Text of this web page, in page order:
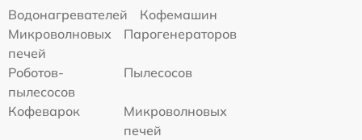
Водонагревателей
Кофемашин
Микроволновых
печей
Парогенераторов
Роботов-
пылесосов
Пылесосов
Кофеварок
Микроволновых
печей